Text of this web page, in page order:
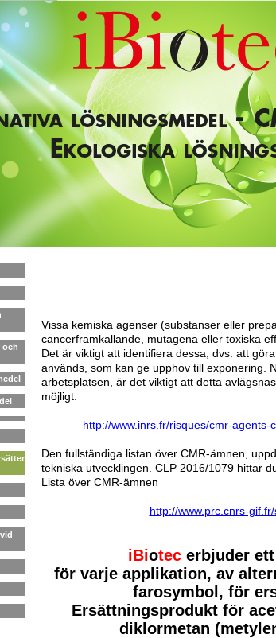
och
Vissa kemiska agenser (substanser eller
cancerframkallande, mutagena eller toxiska
Det är viktigt att identifiera dessa, dvs. att
används, som kan ge upphov till exponering.
arbetsplatsen, är det viktigt att detta
möjligt.
http://www.inrs.fr/risques/cmr-
Den fullständiga listan över CMR-ämnen,
tekniska utvecklingen. CLP 2016/1079 hittar
Lista över CMR-ämnen
http://www.prc.cnrs-
iBiotec erbjuder
för varje applikation, av
farosymbol, för
Ersättningsprodukt för
diklormetan